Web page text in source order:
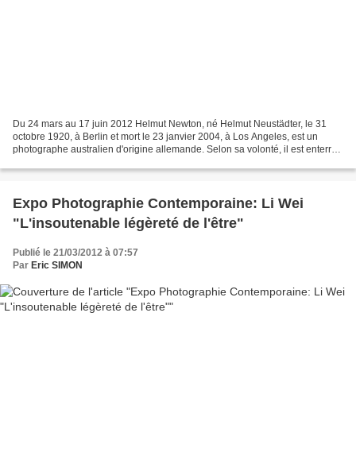
Du 24 mars au 17 juin 2012 Helmut Newton, né Helmut Neustädter, le 31
octobre 1920, à Berlin et mort le 23 janvier 2004, à Los Angeles, est un
photographe australien d'origine allemande. Selon sa volonté, il est enterré
Expo Photographie Contemporaine: Li Wei
"L'insoutenable légèreté de l'être"
Publié le 21/03/2012 à 07:57
Par Eric SIMON